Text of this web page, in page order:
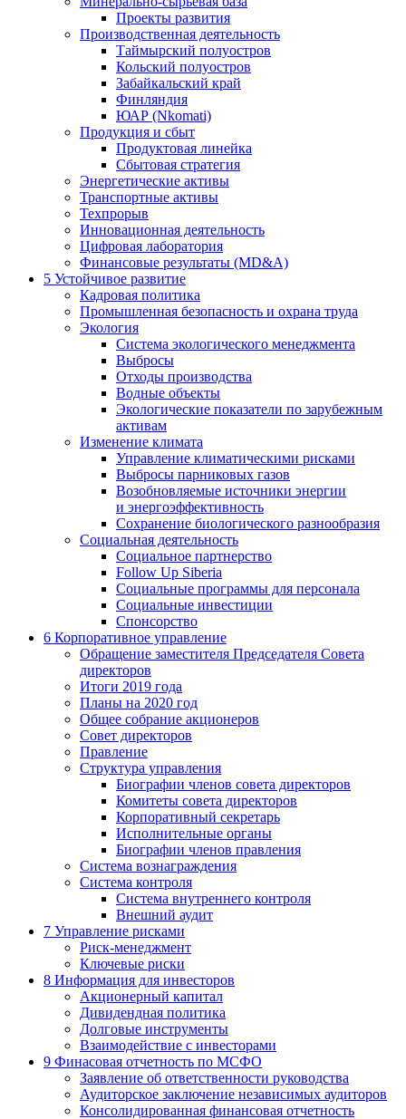
Проекты развития
Производственная деятельность
Таймырский полуостров
Кольский полуостров
Забайкальский край
Финляндия
ЮАР (Nkomati)
Продукция и сбыт
Продуктовая линейка
Сбытовая стратегия
Энергетические активы
Транспортные активы
Техпрорыв
Инновационная деятельность
Цифровая лаборатория
Финансовые результаты (MD&A)
5 Устойчивое развитие
Кадровая политика
Промышленная безопасность и охрана труда
Экология
Система экологического менеджмента
Выбросы
Отходы производства
Водные объекты
Экологические показатели по зарубежным
активам
Изменение климата
Управление климатическими рисками
Выбросы парниковых газов
Возобновляемые источники энергии
и энергоэффективность
Сохранение биологического разнообразия
Социальная деятельность
Социальное партнерство
Follow Up Siberia
Социальные программы для персонала
Социальные инвестиции
Спонсорство
6 Корпоративное управление
Обращение заместителя Председателя Совета
директоров
Итоги 2019 года
Планы на 2020 год
Общее собрание акционеров
Совет директоров
Правление
Структура управления
Биографии членов совета директоров
Комитеты совета директоров
Корпоративный секретарь
Исполнительные органы
Биографии членов правления
Система вознаграждения
Система контроля
Система внутреннего контроля
Внешний аудит
7 Управление рисками
Риск-менеджмент
Ключевые риски
8 Информация для инвесторов
Акционерный капитал
Дивидендная политика
Долговые инструменты
Взаимодействие с инвеcторами
9 Финасовая отчетность по МСФО
Заявление об ответственности руководства
Аудиторское заключение независимых аудиторов
Консолидированная финансовая отчетность